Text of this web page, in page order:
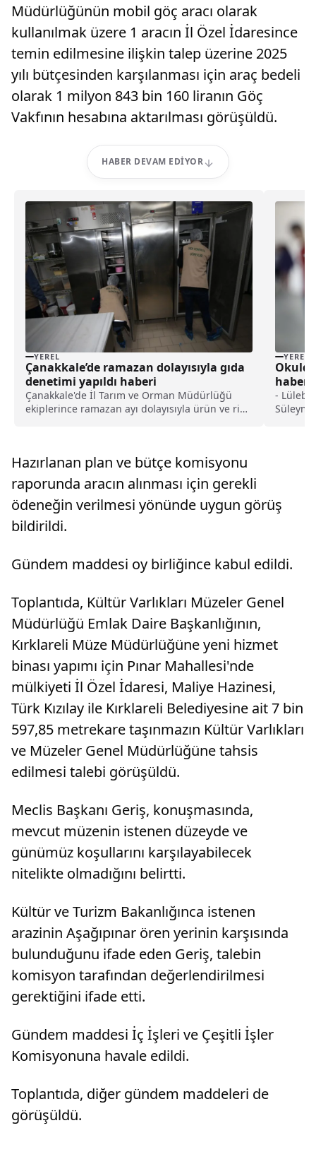
Müdürlüğünün mobil göç aracı olarak
kullanılmak üzere 1 aracın İl Özel İdaresince
temin edilmesine ilişkin talep üzerine 2025
yılı bütçesinden karşılanması için araç bedeli
olarak 1 milyon 843 bin 160 liranın Göç
Vakfının hesabına aktarılması görüşüldü.
HABER DEVAM EDIYOR
YEREL
Çanakkale’de ramazan dolayısıyla gıda
denetimi yapıldı haberi
Çanakkale'de İl Tarım ve Orman Müdürlüğü
ekiplerince ramazan ayı dolayısıyla ürün ve risk
bir işletmeye gerçekleştirilen d...
YEREL
haberi
-
Hazırlanan plan ve bütçe komisyonu
raporunda aracın alınması için gerekli
ödeneğin verilmesi yönünde uygun görüş
bildirildi.
Gündem maddesi oy birliğince kabul edildi.
Toplantıda, Kültür Varlıkları Müzeler Genel
Müdürlüğü Emlak Daire Başkanlığının,
Kırklareli Müze Müdürlüğüne yeni hizmet
binası yapımı için Pınar Mahallesi'nde
mülkiyeti İl Özel İdaresi, Maliye Hazinesi,
Türk Kızılay ile Kırklareli Belediyesine ait 7 bin
597,85 metrekare taşınmazın Kültür Varlıkları
ve Müzeler Genel Müdürlüğüne tahsis
edilmesi talebi görüşüldü.
Meclis Başkanı Geriş, konuşmasında,
mevcut müzenin istenen düzeyde ve
günümüz koşullarını karşılayabilecek
nitelikte olmadığını belirtti.
Kültür ve Turizm Bakanlığınca istenen
arazinin Aşağıpınar ören yerinin karşısında
bulunduğunu ifade eden Geriş, talebin
komisyon tarafından değerlendirilmesi
gerektiğini ifade etti.
Gündem maddesi İç İşleri ve Çeşitli İşler
Komisyonuna havale edildi.
Toplantıda, diğer gündem maddeleri de
görüşüldü.